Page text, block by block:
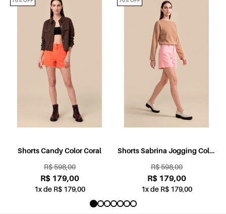
Shorts Candy Color Coral
R$ 598,00
R$ 179,00
1x de R$ 179,00
Shorts Sabrina Jogging Color
R$ 598,00
R$ 179,00
1x de R$ 179,00